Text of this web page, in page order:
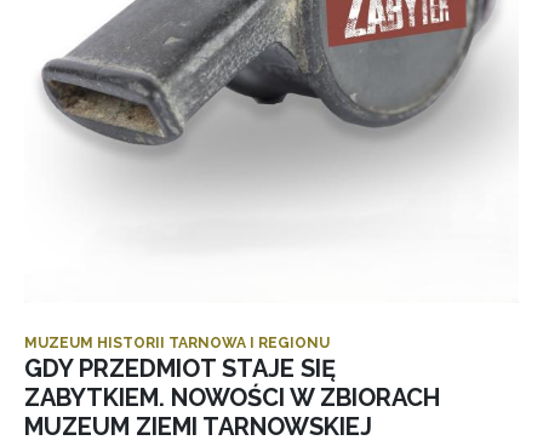
MUZEUM HISTORII TARNOWA I REGIONU
GDY PRZEDMIOT STAJE SIĘ
ZABYTKIEM. NOWOŚCI W ZBIORACH
MUZEUM ZIEMI TARNOWSKIEJ